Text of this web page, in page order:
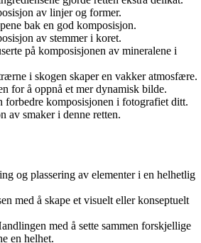
av linjer og former.
bak en god komposisjon.
av stemmer i koret.
på komposisjonen av mineralene i
i skogen skaper en vakker atmosfære.
for å oppnå et mer dynamisk bilde.
komposisjonen i fotografiet ditt.
av smaker i denne retten.
og plassering av elementer i en helhetlig
med å skape et visuelt eller konseptuelt
med å sette sammen forskjellige
en helhet.